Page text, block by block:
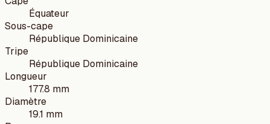
Équateur
Sous-cape
République Dominicaine
Tripe
République Dominicaine
Longueur
177.8 mm
Diamètre
19.1 mm